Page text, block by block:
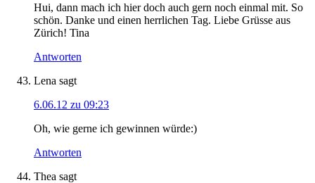
Hui, dann mach ich hier doch auch gern noch einmal mit. So
schön. Danke und einen herrlichen Tag. Liebe Grüsse aus
Zürich! Tina
Antworten
Lena sagt
6.06.12 zu 09:23
Oh, wie gerne ich gewinnen würde:)
Antworten
Thea sagt